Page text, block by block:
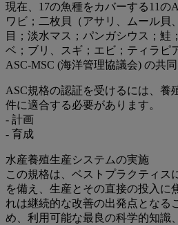
現在、17の魚種をカバーする11の
ワビ；二枚貝（アサリ、ムール貝
目；淡水マス；パンガシウス；鮭
ベ；ブリ、スギ；エビ；ティラピ
ASC-MSC (海洋管理協議会) の共
ASC規格の認証を受けるには、養
件に適合する必要があります。
- 計画
- 育成
水産養殖生産システムの実施
この規格は、ベストプラクティス
を備え、生産とその直接の投入に
れは継続的な改善の出発点となる
め、利用可能な最良の科学的知識